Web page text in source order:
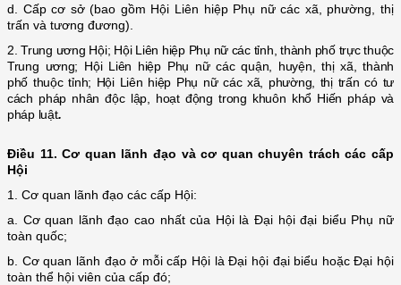
d. Cấp cơ sở (bao gồm Hội Liên hiệp Phụ nữ các xã, phường, thị
trấn và tương đương).
2. Trung ương Hội; Hội Liên hiệp Phụ nữ các tỉnh, thành phố trực thuộc
Trung ương; Hội Liên hiệp Phụ nữ các quận, huyện, thị xã, thành
phố thuộc tỉnh; Hội Liên hiệp Phụ nữ các xã, phường, thị trấn có tư
cách pháp nhân độc lập, hoạt động trong khuôn khổ Hiến pháp và
pháp luật.
Điều 11. Cơ quan lãnh đạo và cơ quan chuyên trách các cấp
Hội
1. Cơ quan lãnh đạo các cấp Hội:
a. Cơ quan lãnh đạo cao nhất của Hội là Đại hội đại biểu Phụ nữ
toàn quốc;
b. Cơ quan lãnh đạo ở mỗi cấp Hội là Đại hội đại biểu hoặc Đại hội
toàn thể hội viên của cấp đó;